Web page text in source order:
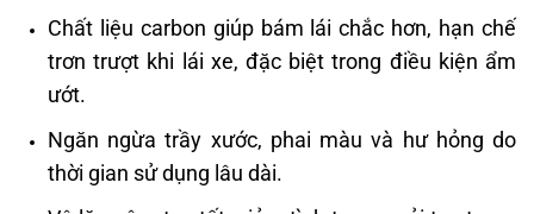
Chất liệu carbon giúp bám lái chắc hơn, hạn chế
trơn trượt khi lái xe, đặc biệt trong điều kiện ẩm
ướt.
Ngăn ngừa trầy xước, phai màu và hư hỏng do
thời gian sử dụng lâu dài.